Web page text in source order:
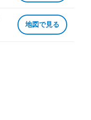
地図で見る